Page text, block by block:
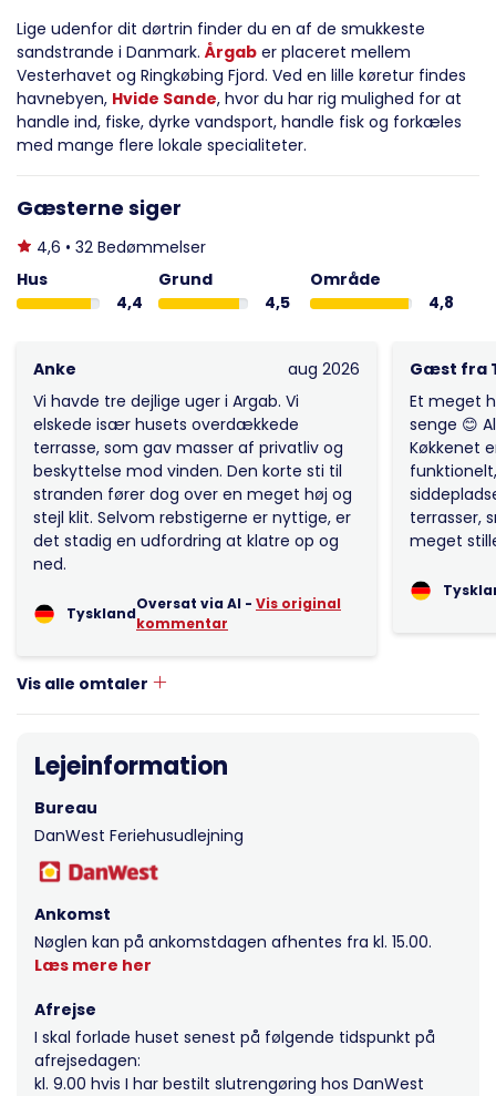
Lige udenfor dit dørtrin finder du en af de smukkeste
sandstrande i Danmark. Årgab er placeret mellem
Vesterhavet og Ringkøbing Fjord. Ved en lille køretur findes
havnebyen, Hvide Sande, hvor du har rig mulighed for at
handle ind, fiske, dyrke vandsport, handle fisk og forkæles
med mange flere lokale specialiteter.
Gæsterne siger
4,6 • 32 Bedømmelser
Hus
4,4
Grund
4,5
Område
4,8
Anke
aug 2026
Vi havde tre dejlige uger i Argab. Vi
elskede især husets overdækkede
terrasse, som gav masser af privatliv og
beskyttelse mod vinden. Den korte sti til
stranden fører dog over en meget høj og
stejl klit. Selvom rebstigerne er nyttige, er
det stadig en udfordring at klatre op og
ned.
Tyskland
Oversat via AI - Vis original
kommentar
Gæst fra
Et meget
senge 😊
Køkkenet
terrasser,
meget
Vis alle omtaler
Lejeinformation
Bureau
DanWest Feriehusudlejning
Ankomst
Nøglen kan på ankomstdagen afhentes fra kl. 15.00.
Læs mere her
Afrejse
I skal forlade huset senest på følgende tidspunkt på
afrejsedagen:
kl. 9.00 hvis I har bestilt slutrengøring hos DanWest